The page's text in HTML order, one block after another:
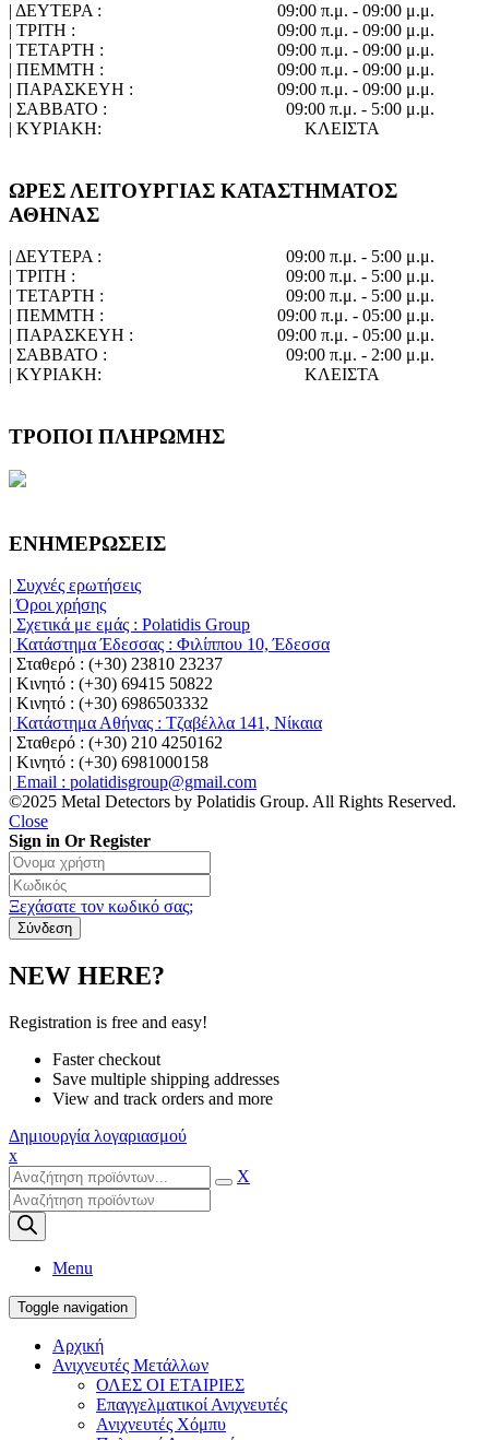
| ΔΕΥΤΕΡΑ :
09:00 π.μ. - 09:00 μ.μ.
| ΤΡΙΤΗ :
09:00 π.μ. - 09:00 μ.μ.
| ΤΕΤΑΡΤΗ :
09:00 π.μ. - 09:00 μ.μ.
| ΠΕΜΜΤΗ :
09:00 π.μ. - 09:00 μ.μ.
| ΠΑΡΑΣΚΕΥΗ :
09:00 π.μ. - 09:00 μ.μ.
| ΣΑΒΒΑΤΟ :
09:00 π.μ. - 5:00 μ.μ.
| ΚΥΡΙΑΚΗ:
ΚΛΕΙΣΤΑ
ΩΡΕΣ ΛΕΙΤΟΥΡΓΙΑΣ ΚΑΤΑΣΤΗΜΑΤΟΣ
ΑΘΗΝΑΣ
| ΔΕΥΤΕΡΑ :
09:00 π.μ. - 5:00 μ.μ.
| ΤΡΙΤΗ :
09:00 π.μ. - 5:00 μ.μ.
| ΤΕΤΑΡΤΗ :
09:00 π.μ. - 5:00 μ.μ.
| ΠΕΜΜΤΗ :
09:00 π.μ. - 05:00 μ.μ.
| ΠΑΡΑΣΚΕΥΗ :
09:00 π.μ. - 05:00 μ.μ.
| ΣΑΒΒΑΤΟ :
09:00 π.μ. - 2:00 μ.μ.
| ΚΥΡΙΑΚΗ:
ΚΛΕΙΣΤΑ
ΤΡΟΠΟΙ ΠΛΗΡΩΜΗΣ
ΕΝΗΜΕΡΩΣΕΙΣ
| Συχνές ερωτήσεις
| Όροι χρήσης
| Σχετικά με εμάς : Polatidis Group
| Κατάστημα Έδεσσας : Φιλίππου 10, Έδεσσα
| Σταθερό : (+30) 23810 23237
| Κινητό : (+30) 69415 50822
| Κινητό : (+30) 6986503332
| Κατάστημα Αθήνας : Τζαβέλλα 141, Νίκαια
| Σταθερό : (+30) 210 4250162
| Κινητό : (+30) 6981000158
| Email : polatidisgroup@gmail.com
©2025 Metal Detectors by Polatidis Group. All Rights Reserved.
Close
Sign in Or Register
Ξεχάσατε τον κωδικό σας;
NEW HERE?
Registration is free and easy!
Faster checkout
Save multiple shipping addresses
View and track orders and more
Δημιουργία λογαριασμού
x
X
Products
search
Menu
Toggle navigation
Αρχική
Ανιχνευτές Μετάλλων
ΟΛΕΣ ΟΙ ΕΤΑΙΡΙΕΣ
Επαγγελματικοί Ανιχνευτές
Ανιχνευτές Χόμπυ